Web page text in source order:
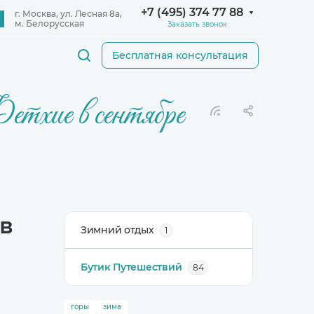
+7 (495) 374 77 88
Заказать звонок
Бесплатная консультация
в сентябре
Зимний отдых 1
Бутик Путешествий 84
горы зима